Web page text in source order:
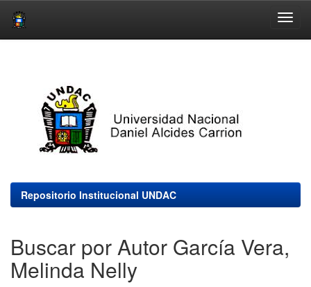
Repositorio Institucional UNDAC
Buscar por Autor García Vera,
Melinda Nelly